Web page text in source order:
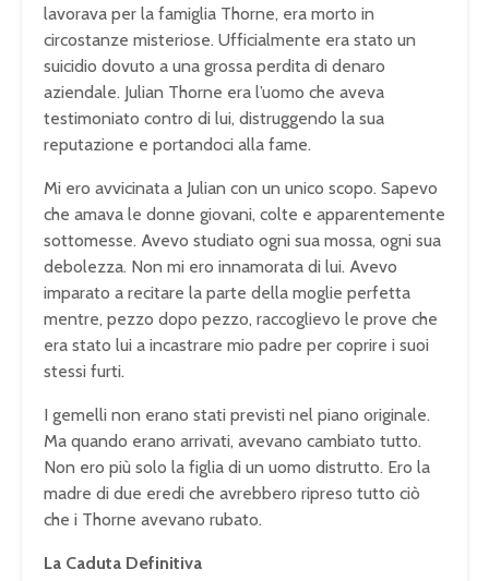
lavorava per la famiglia Thorne, era morto in
circostanze misteriose. Ufficialmente era stato un
suicidio dovuto a una grossa perdita di denaro
aziendale. Julian Thorne era l’uomo che aveva
testimoniato contro di lui, distruggendo la sua
reputazione e portandoci alla fame.
Mi ero avvicinata a Julian con un unico scopo. Sapevo
che amava le donne giovani, colte e apparentemente
sottomesse. Avevo studiato ogni sua mossa, ogni sua
debolezza. Non mi ero innamorata di lui. Avevo
imparato a recitare la parte della moglie perfetta
mentre, pezzo dopo pezzo, raccoglievo le prove che
era stato lui a incastrare mio padre per coprire i suoi
stessi furti.
I gemelli non erano stati previsti nel piano originale.
Ma quando erano arrivati, avevano cambiato tutto.
Non ero più solo la figlia di un uomo distrutto. Ero la
madre di due eredi che avrebbero ripreso tutto ciò
che i Thorne avevano rubato.
La Caduta Definitiva